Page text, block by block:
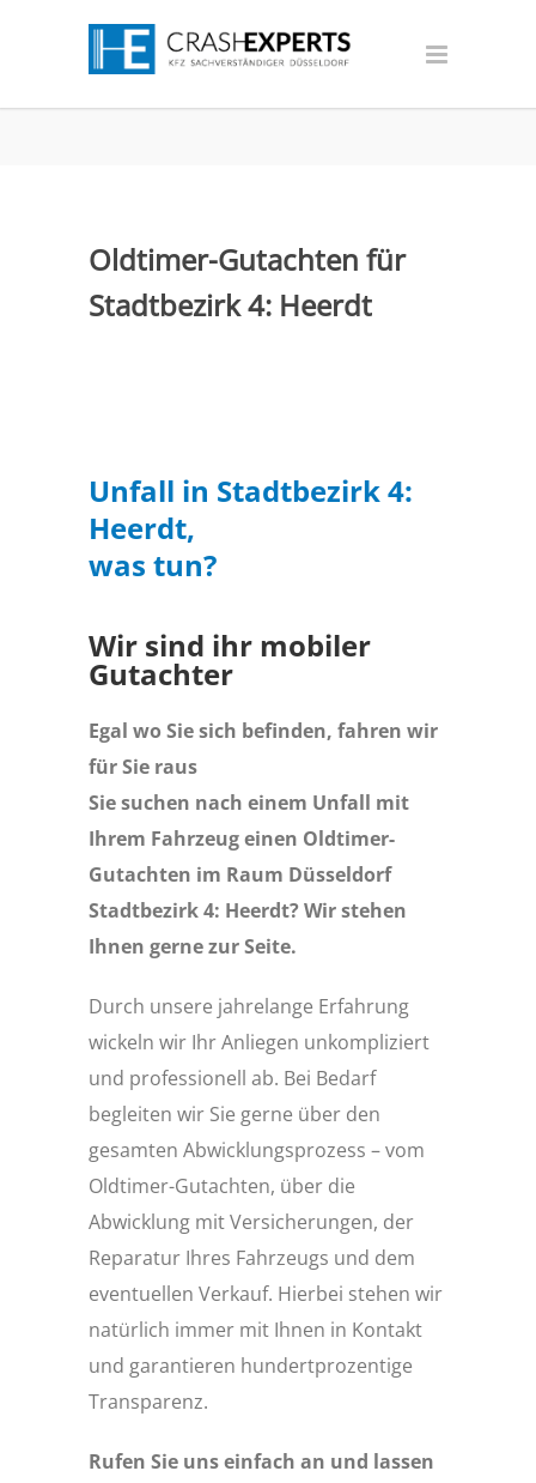
Oldtimer-Gutachten für
Stadtbezirk 4: Heerdt
Unfall in Stadtbezirk 4:
Heerdt,
was tun?
Wir sind ihr mobiler
Gutachter
Egal wo Sie sich befinden, fahren wir
für Sie raus
Sie suchen nach einem Unfall mit
Ihrem Fahrzeug einen Oldtimer-
Gutachten im Raum Düsseldorf
Stadtbezirk 4: Heerdt? Wir stehen
Ihnen gerne zur Seite.
Durch unsere jahrelange Erfahrung
wickeln wir Ihr Anliegen unkompliziert
und professionell ab. Bei Bedarf
begleiten wir Sie gerne über den
gesamten Abwicklungsprozess – vom
Oldtimer-Gutachten, über die
Abwicklung mit Versicherungen, der
Reparatur Ihres Fahrzeugs und dem
eventuellen Verkauf. Hierbei stehen wir
natürlich immer mit Ihnen in Kontakt
und garantieren hundertprozentige
Transparenz.
Rufen Sie uns einfach an und lassen